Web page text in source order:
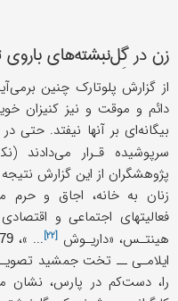
زن در گِل‌نبشته‌های
از گزارش پلوتارک چنین
دائم و موقت و نیز کنیزان
بیگانه‌ای بر آنها نیفتد. حتى
سرپوشیده قـرار می‌دادند
پژوهشگران از این گزارش
زنان به خانه، اجاق و حرم
فعالیتهای اجتماعی و
هینتـس، «داریـوش [۲۲] ... »، II/
ایلامـی ــ تخت جمشید
را، دست‌کم در پارس، نشان